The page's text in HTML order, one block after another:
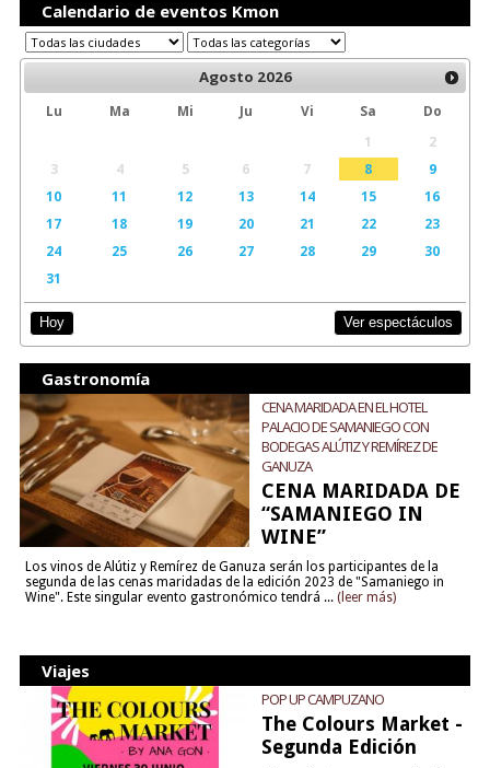
Calendario de eventos Kmon
Agosto 2026
Lu Ma Mi Ju Vi Sa
Do
1
2
3
4 5 6 7 8
9
10
11 12 13 14 15
16
17
18 19 20 21 22
23
24
25 26 27 28 29
30
31
Hoy Ver espectáculos
Gastronomía
CENA MARIDADA EN EL HOTEL
PALACIO DE SAMANIEGO CON
BODEGAS ALÚTIZ Y REMÍREZ DE
GANUZA
CENA MARIDADA DE
“SAMANIEGO IN
WINE”
Los vinos de Alútiz y Remírez de Ganuza serán los participantes de la
segunda de las cenas maridadas de la edición 2023 de "Samaniego in
Wine". Este singular evento gastronómico tendrá ... (leer más)
Viajes
POP UP CAMPUZANO
The Colours Market -
Segunda Edición